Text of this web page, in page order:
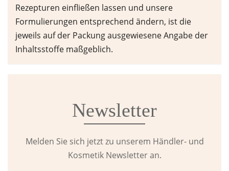
Rezepturen einfließen lassen und unsere
Formulierungen entsprechend ändern, ist die
jeweils auf der Packung ausgewiesene Angabe der
Inhaltsstoffe maßgeblich.
Newsletter
Melden Sie sich jetzt zu unserem Händler- und
Kosmetik Newsletter an.